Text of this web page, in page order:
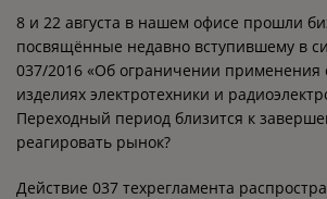
8 и 22 августа в нашем офисе прошли
посвящённые недавно вступившему в
037/2016 «Об ограничении применения
изделиях электротехники и
Переходный период близится к
реагировать рынок?
Действие 037 техрегламента